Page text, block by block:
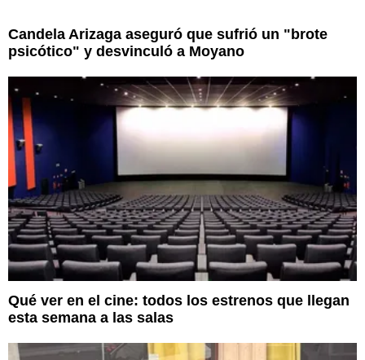
Candela Arizaga aseguró que sufrió un "brote
psicótico" y desvinculó a Moyano
Qué ver en el cine: todos los estrenos que llegan
esta semana a las salas